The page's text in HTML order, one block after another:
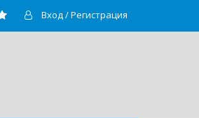
Вход / Регистрация